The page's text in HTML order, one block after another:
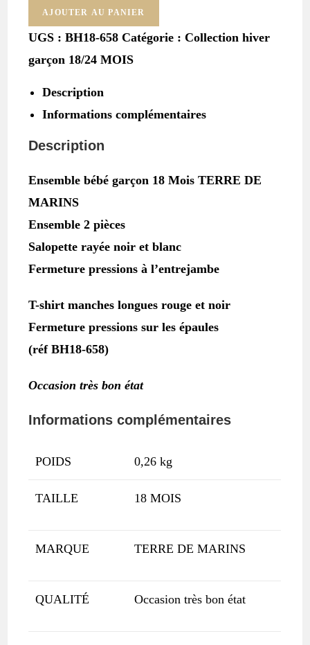
quantité
de
Ensemble
salopette
T-
shirt
fille
MOIS
TERRE
MARINS
AJOUTER AU PANIER
UGS :BH18-658 Catégorie :Collection hiver
garçon 18/24 MOIS
Description
Informations complémentaires
Description
Ensemble bébé garçon 18 Mois TERRE DE
MARINS
Ensemble 2 pièces
Salopette rayée noir et blanc
Fermeture pressions à l’entrejambe
T-shirt manches longues rouge et noir
Fermeture pressions sur les épaules
(réf BH18-658)
Occasion très bon état
Informations complémentaires
POIDS 0,26 kg
TAILLE 18 MOIS
MARQUE TERRE DE MARINS
QUALITÉ Occasion très bon état